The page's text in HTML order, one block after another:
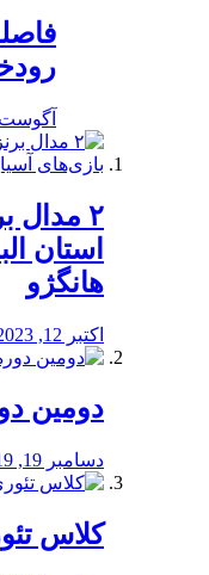
آگوست 21, 2019
استان
هانگژو
اکتبر 12, 2023
دومین
دسامبر 19, 2019
کلاس